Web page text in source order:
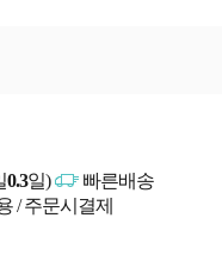
0.3일)
빠른배송
/ 주문시결제